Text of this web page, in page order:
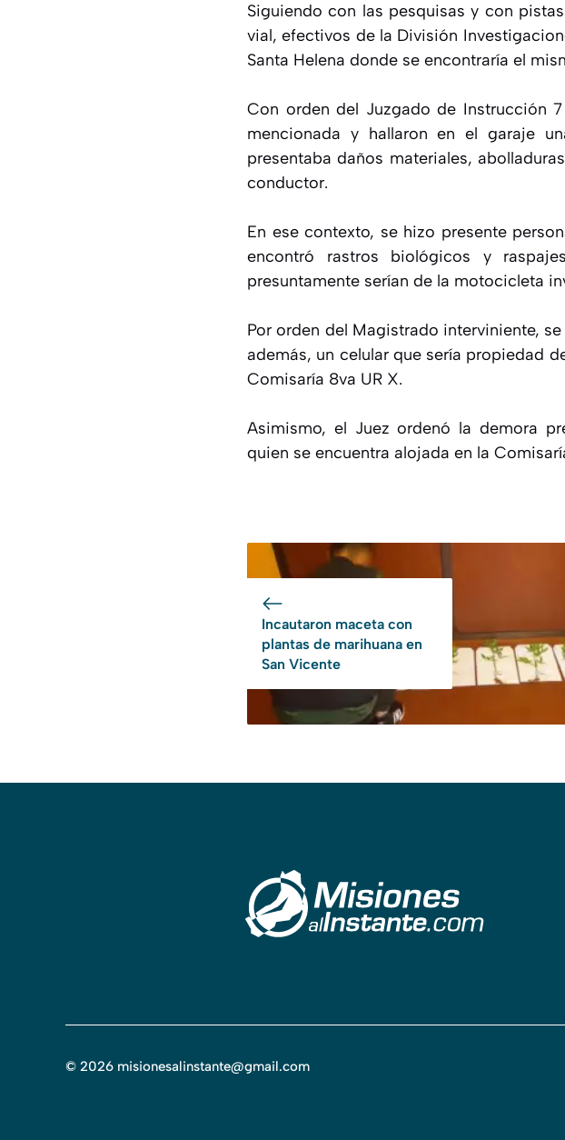
Siguiendo con las pesquisas y con
vial, efectivos de la División
Santa Helena donde se encontraría el
Con orden del Juzgado de Instrucción
mencionada y hallaron en el garaje
presentaba daños materiales,
conductor.
En ese contexto, se hizo presente
encontró rastros biológicos y
presuntamente serían de la motocicleta
Por orden del Magistrado interviniente,
además, un celular que sería propiedad
Comisaría 8va UR X.
Asimismo, el Juez ordenó la demora
quien se encuentra alojada en la
Incautaron maceta con
plantas de marihuana en
San Vicente
© 2026 misionesalinstante@gmail.com